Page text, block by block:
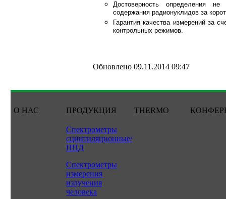
Достоверность определения
содержания радионуклидов за
Гарантия качества измерений за
контрольных режимов.
Обновлено 09.11.2014 09:47
О НАС ПРОДУКЦИЯ THERMO
Спектрометры
сцинтиляционные/
ППД
Спектрометры
измерения
излучения
человека